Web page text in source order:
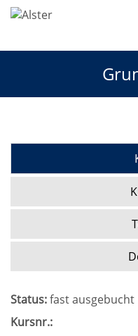
Status:fast ausgebucht
Kursnr.: